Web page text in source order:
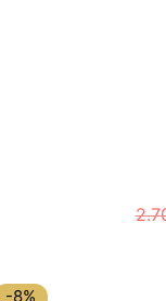
-8%